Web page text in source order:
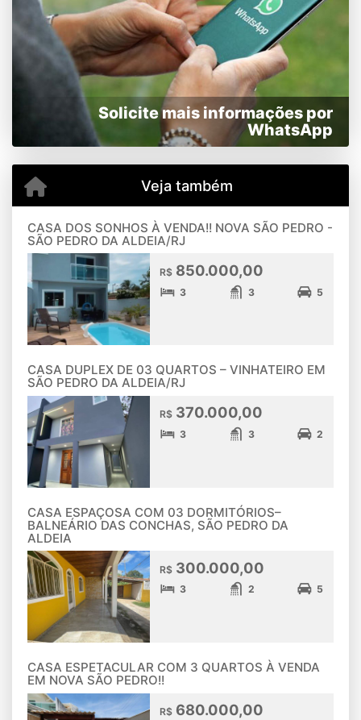
Solicite mais informações por
WhatsApp
Veja também
CASA DOS SONHOS À VENDA!! NOVA SÃO PEDRO -
SÃO PEDRO DA ALDEIA/RJ
R$ 850.000,00
3 3 5
CASA DUPLEX DE 03 QUARTOS – VINHATEIRO EM
SÃO PEDRO DA ALDEIA/RJ
R$ 370.000,00
3 3 2
CASA ESPAÇOSA COM 03 DORMITÓRIOS–
BALNEÁRIO DAS CONCHAS, SÃO PEDRO DA
ALDEIA
R$ 300.000,00
3 2 5
CASA ESPETACULAR COM 3 QUARTOS À VENDA
EM NOVA SÃO PEDRO!!
R$ 680.000,00